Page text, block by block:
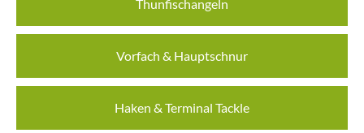
Thunfischangeln
Vorfach & Hauptschnur
Haken & Terminal Tackle